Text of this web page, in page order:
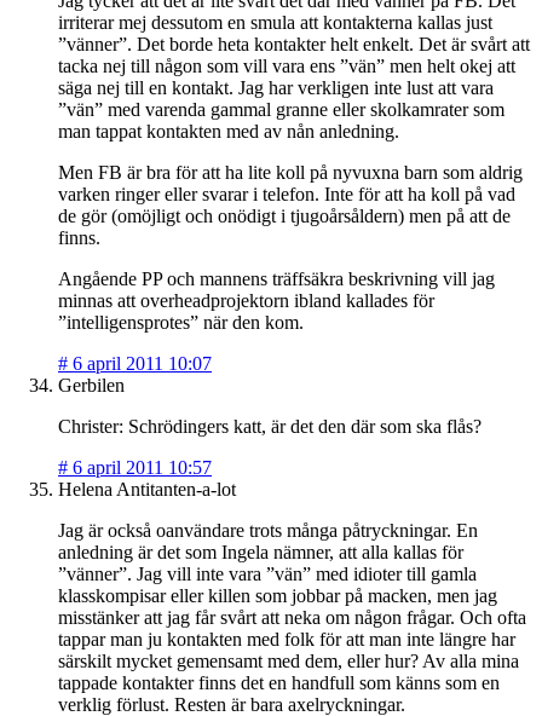
irriterar mej dessutom en smula att kontakterna kallas just
”vänner”. Det borde heta kontakter helt enkelt. Det är svårt att
tacka nej till någon som vill vara ens ”vän” men helt okej att
säga nej till en kontakt. Jag har verkligen inte lust att vara
”vän” med varenda gammal granne eller skolkamrater som
man tappat kontakten med av nån anledning.
Men FB är bra för att ha lite koll på nyvuxna barn som aldrig
varken ringer eller svarar i telefon. Inte för att ha koll på vad
de gör (omöjligt och onödigt i tjugoårsåldern) men på att de
finns.
Angående PP och mannens träffsäkra beskrivning vill jag
minnas att overheadprojektorn ibland kallades för
”intelligensprotes” när den kom.
# 6 april 2011 10:07
Gerbilen
Christer: Schrödingers katt, är det den där som ska flås?
# 6 april 2011 10:57
Helena Antitanten-a-lot
Jag är också oanvändare trots många påtryckningar. En
anledning är det som Ingela nämner, att alla kallas för
”vänner”. Jag vill inte vara ”vän” med idioter till gamla
klasskompisar eller killen som jobbar på macken, men jag
misstänker att jag får svårt att neka om någon frågar. Och ofta
tappar man ju kontakten med folk för att man inte längre har
särskilt mycket gemensamt med dem, eller hur? Av alla mina
tappade kontakter finns det en handfull som känns som en
verklig förlust. Resten är bara axelryckningar.